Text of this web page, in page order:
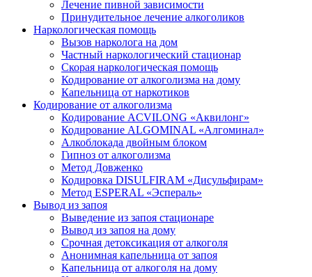
Лечение пивной зависимости
Принудительное лечение алкоголиков
Наркологическая помощь
Вызов нарколога на дом
Частный наркологический стационар
Скорая наркологическая помощь
Кодирование от алкоголизма на дому
Капельница от наркотиков
Кодирование от алкоголизма
Кодирование ACVILONG «Аквилонг»
Кодирование ALGOMINAL «Алгоминал»
Алкоблокада двойным блоком
Гипноз от алкоголизма
Метод Довженко
Кодировка DISULFIRAM «Дисульфирам»
Метод ESPERAL «Эспераль»
Вывод из запоя
Выведение из запоя стационаре
Вывод из запоя на дому
Срочная детоксикация от алкоголя
Анонимная капельница от запоя
Капельница от алкоголя на дому